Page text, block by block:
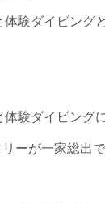
体験ダイビング
体験ダイビング
リーが一家総出